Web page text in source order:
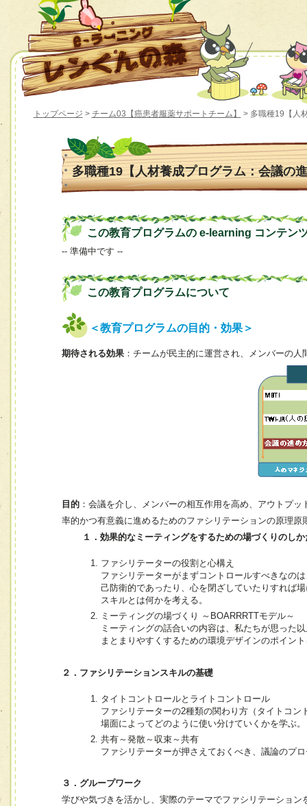
トップページ > チーム03【癌患者服薬サポートチーム】 > 多職種19【人
多職種19【人材養成プログラム：会議の
この教育プログラムの e-learning コンテン
-- 準備中です --
この教育プログラムについて
＜教育プログラムの目的・効果＞
期待される効果 ：チームが民主的に運営され、メンバーの
目的 ：会議を介し、メンバーの相互作用を高め、アウトプ
率的かつ有意義に進めるためのファシリテーションの原理原
１．効果的なミーティングをするための場づくりのしか
ファシリテーターの役割と心構え
ファシリテーターがまずコントロールすべきなの
己防衛的であったり、心を閉ざしていたりすれば
スキルとは何かを考える。
ミーティングの場づくり ～BOARRRTTモデル～
ミーティングの話合いの内容は、私たちが思った
まとまりやすくするための環境デザインのポイン
２．ファシリテーションスキルの基礎
タイトコントロールとライトコントロール
ファシリテーターの2種類の関わり方（タイトコ
場面によってどのように使い分けていくかを学ぶ。
共有～発散～収束～共有
ファシリテーターが押さえておくべき、議論のプ
３．グループワーク
学びや気づきを活かし、実際のテーマでファシリテーショ